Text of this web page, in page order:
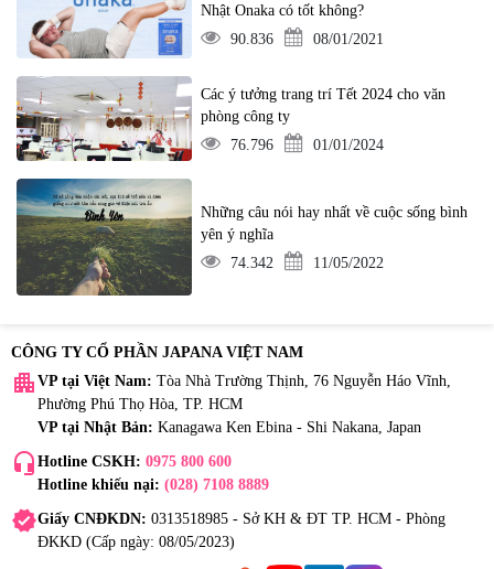
Nhật Onaka có tốt không?
90.836
08/01/2021
Các ý tưởng trang trí Tết 2024 cho văn
phòng công ty
76.796
01/01/2024
Những câu nói hay nhất về cuộc sống bình
yên ý nghĩa
74.342
11/05/2022
CÔNG TY CỔ PHẦN JAPANA VIỆT NAM
apartment VP tại Việt Nam: Tòa Nhà Trường Thịnh, 76 Nguyễn Háo Vĩnh,
Phường Phú Thọ Hòa, TP. HCM
VP tại Nhật Bản: Kanagawa Ken Ebina - Shi Nakana, Japan
headset_mic Hotline CSKH: 0975 800 600
Hotline khiếu nại: (028) 7108 8889
verifiedGiấy CNĐKDN: 0313518985 - Sở KH & ĐT TP. HCM - Phòng
ĐKKD (Cấp ngày: 08/05/2023)